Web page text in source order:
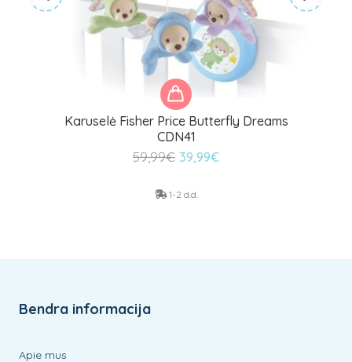
Karuselė Fisher Price Butterfly Dreams
CDN41
59,99€ Original
was:
39,99€Current
1-2 d.d.
Bendra informacija
Apie mus